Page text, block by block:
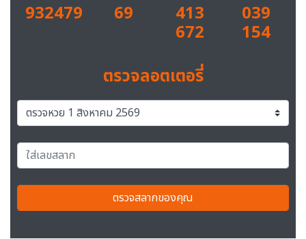
932479 69 413
672
039
154
ตรวจลอตเตอรี่
ตรวจสลากของคุณ